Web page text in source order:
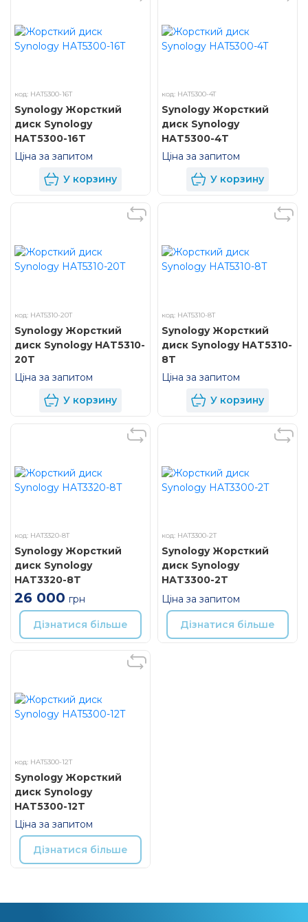
код: HAT5300-16T
Synology Жорсткий
диск Synology
HAT5300-16T
Ціна за запитом
У корзину
код: HAT5300-4T
Synology Жорсткий
диск Synology
HAT5300-4T
Ціна за запитом
У корзину
код: HAT5310-20T
Synology Жорсткий
диск Synology HAT5310-
20T
Ціна за запитом
У корзину
код: HAT5310-8T
Synology Жорсткий
диск Synology HAT5310-
8T
Ціна за запитом
У корзину
код: HAT3320-8T
Synology Жорсткий
диск Synology
HAT3320-8T
26 000 грн
Дізнатися більше
код: HAT3300-2T
Synology Жорсткий
диск Synology
HAT3300-2T
Ціна за запитом
Дізнатися більше
код: HAT5300-12T
Synology Жорсткий
диск Synology
HAT5300-12T
Ціна за запитом
Дізнатися більше